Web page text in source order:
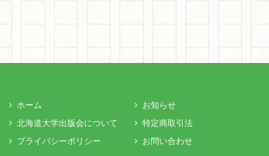
ホーム
お知らせ
北海道大学出版会について
特定商取引法
プライバシーポリシー
お問い合わせ